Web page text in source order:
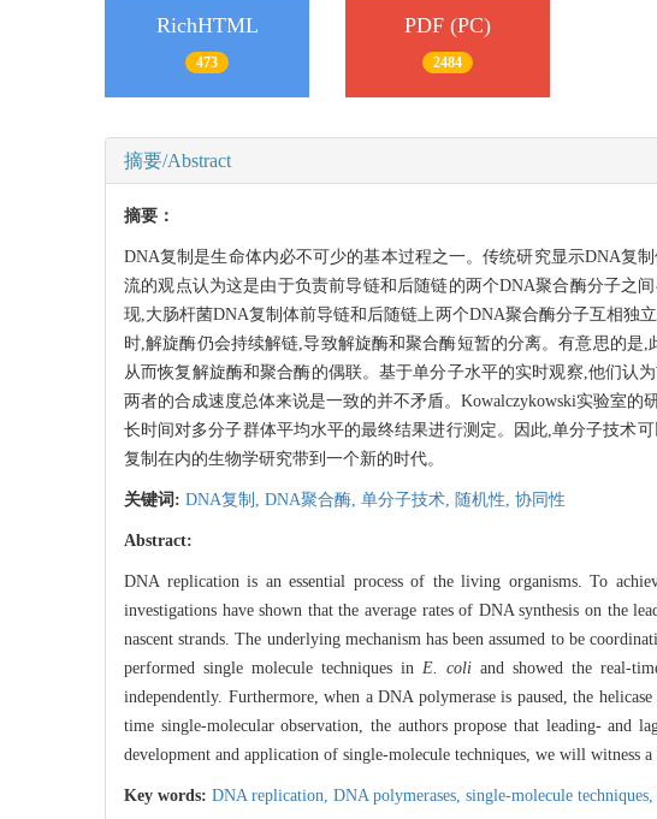
RichHTML
473
PDF (PC)
2484
摘要/Abstract
摘要：
DNA复制是生命体内必不可少的基本过程之一。传统研究显示DNA复
流的观点认为这是由于负责前导链和后随链的两个DNA聚合酶分子之
现,大肠杆菌DNA复制体前导链和后随链上两个DNA聚合酶分子互相独
时,解旋酶仍会持续解链,导致解旋酶和聚合酶短暂的分离。有意思的是,
从而恢复解旋酶和聚合酶的偶联。基于单分子水平的实时观察,他们认
两者的合成速度总体来说是一致的并不矛盾。Kowalczykowski实验室
长时间对多分子群体平均水平的最终结果进行测定。因此,单分子技术
复制在内的生物学研究带到一个新的时代。
关键词: DNA复制, DNA聚合酶, 单分子技术, 随机性, 协同性
Abstract:
DNA replication is an essential process of the living organisms. To
investigations have shown that the average rates of DNA synthesis on the
nascent strands. The underlying mechanism has been assumed to be
performed single molecule techniques inE. coli and showed the real-
independently. Furthermore, when a DNA polymerase is paused, the
time single-molecular observation, the authors propose that leading- and
development and application of single-molecule techniques, we will witness
Key words: DNA replication, DNA polymerases, single-molecule techniques,